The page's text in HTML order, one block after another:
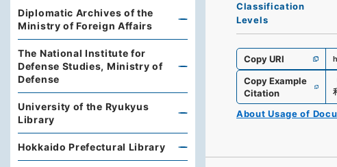
Classification
Levels
Copy URI
Copy Example
Citation
About Usage of
Diplomatic Archives of the
Ministry of Foreign Affairs
The National Institute for
Defense Studies, Ministry of
Defense
University of the Ryukyus
Library
Hokkaido Prefectural Library